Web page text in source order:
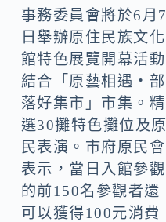
事務委員會將於6月7
日舉辦原住民族文化
館特色展覽開幕活動
結合「原藝相遇・部
落好集市」市集。精
選30攤特色攤位及原
民表演。市府原民會
表示，當日入館參觀
的前150名參觀者還
可以獲得100元消費